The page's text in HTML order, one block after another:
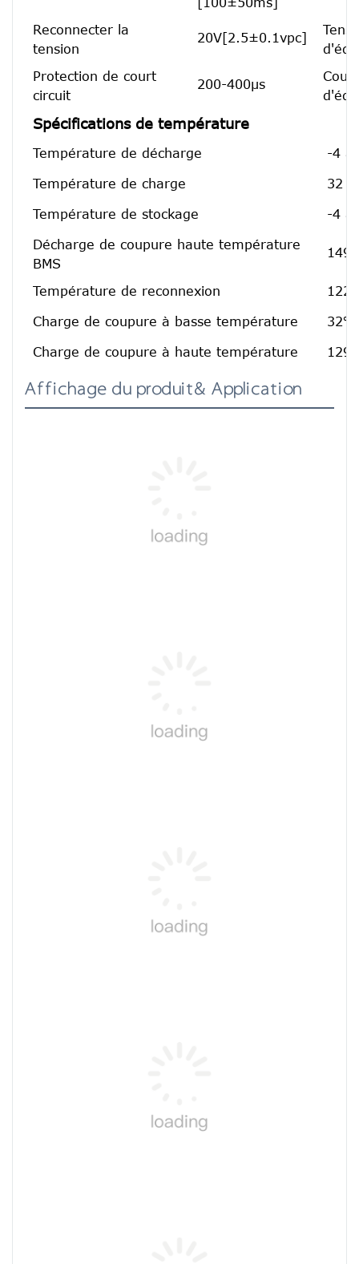
Reconnecter la
tension
20V[2.5±0.1vpc]
Protection de court
circuit
200-400μs
Spécifications de température
Température de décharge -4 à
Température de charge 32
Température de stockage -4 à
Décharge de coupure haute température
BMS
Température de reconnexion
Charge de coupure à basse température
Charge de coupure à haute température
Affichage du produit& Application